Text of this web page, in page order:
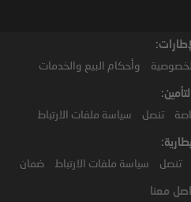
وأحكام البيع والخدمات
التأمين:
تنصل سياسة ملفات الارتباط
بطارية:
تنصل سياسة ملفات الارتباط ضمان
معنا